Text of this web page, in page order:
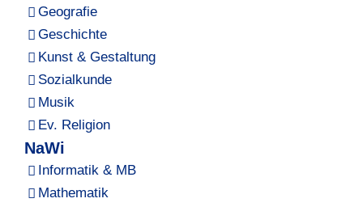
Geografie
Geschichte
Kunst & Gestaltung
Sozialkunde
Musik
Ev. Religion
NaWi
Informatik & MB
Mathematik